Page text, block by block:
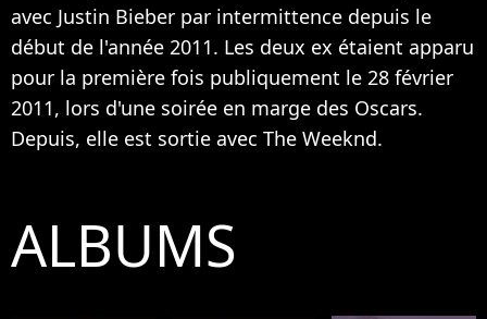
avec Justin Bieber par intermittence depuis le
début de l'année 2011. Les deux ex étaient apparu
pour la première fois publiquement le 28 février
2011, lors d'une soirée en marge des Oscars.
Depuis, elle est sortie avec The Weeknd.
ALBUMS